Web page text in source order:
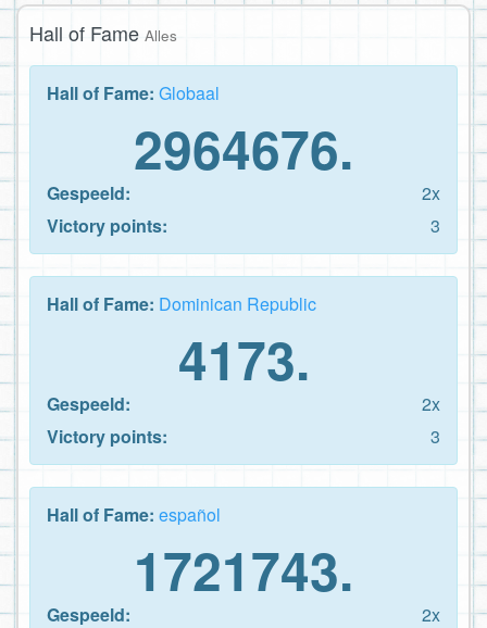
Hall of Fame Alles
Hall of Fame: Globaal
2964676.
Gespeeld:
2x
Victory points:
3
Hall of Fame: Dominican Republic
4173.
Gespeeld:
2x
Victory points:
3
Hall of Fame: español
1721743.
Gespeeld:
2x